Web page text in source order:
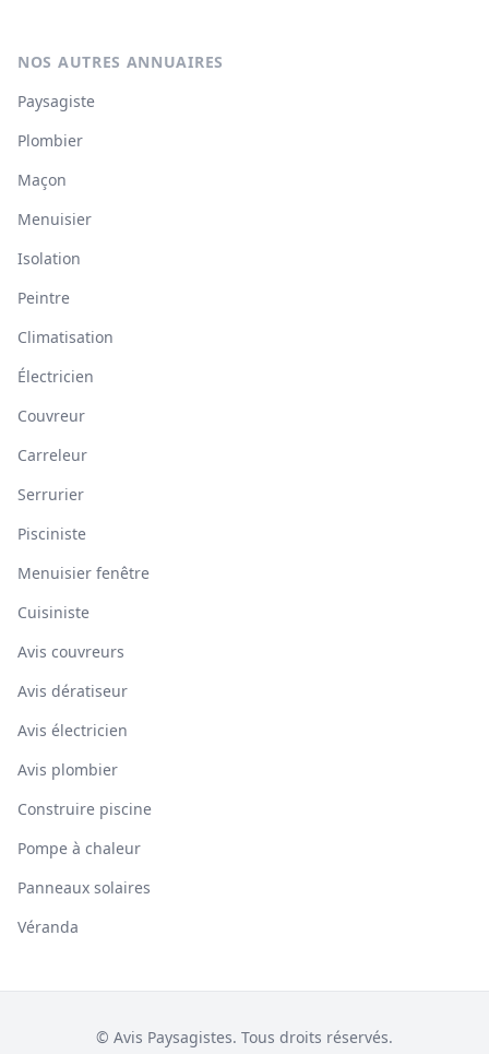
NOS AUTRES ANNUAIRES
Paysagiste
Plombier
Maçon
Menuisier
Isolation
Peintre
Climatisation
Électricien
Couvreur
Carreleur
Serrurier
Pisciniste
Menuisier fenêtre
Cuisiniste
Avis couvreurs
Avis dératiseur
Avis électricien
Avis plombier
Construire piscine
Pompe à chaleur
Panneaux solaires
Véranda
© Avis Paysagistes. Tous droits réservés.